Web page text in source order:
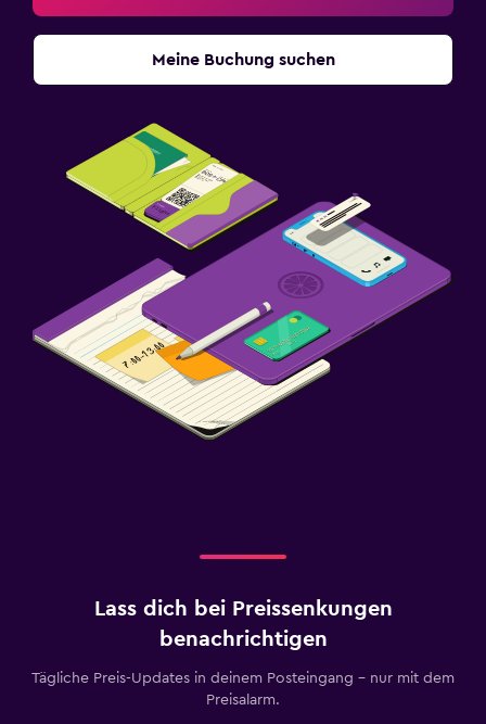
Meine Buchung suchen
Lass dich bei Preissenkungen
benachrichtigen
Tägliche Preis-Updates in deinem Posteingang – nur mit dem
Preisalarm.